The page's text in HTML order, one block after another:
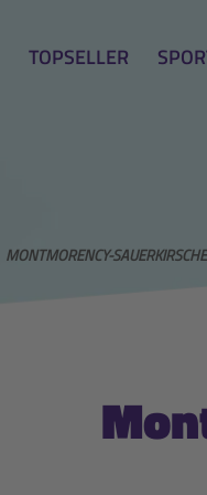
TOPSELLER
MONTMORENCY-